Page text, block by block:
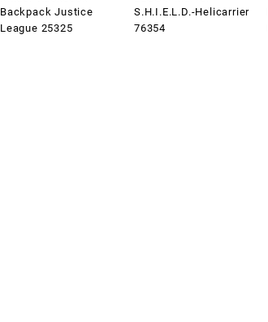
Backpack Justice
League 25325
S.H.I.E.L.D.-Helicarrier
76354